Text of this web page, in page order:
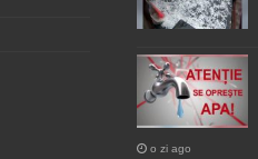
o zi ago